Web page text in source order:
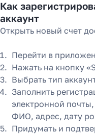
Как
аккаунт
Открыть новый счет
Перейти в
Нажать на кнопку
Выбрать тип
Заполнить
электронной
ФИО, адрес, дату
Придумать и